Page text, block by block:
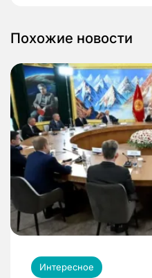
Похожие новости
Интересное